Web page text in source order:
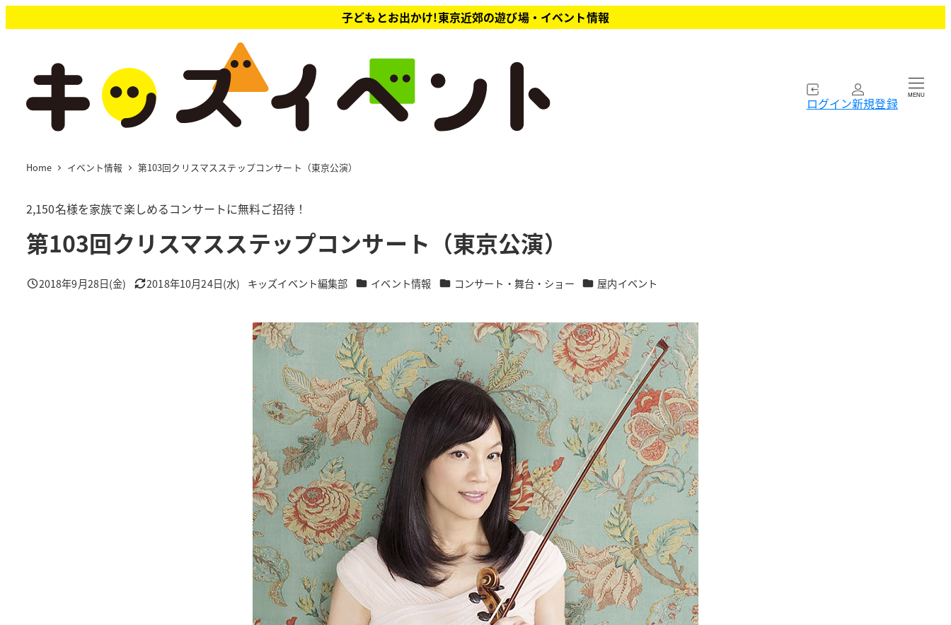
イ
子どもとお出かけ!東京近郊の遊び場・イベント情報
ログイン新規登録 MENU
Home イベント情報 第103回クリスマスステップコンサート（東京公演）
2,150名様を家族で楽しめるコンサートに無料ご招待！
第103回クリスマスステップコンサート（東京公演）
投稿日
2018年9月28日(金) 更新日
2018年10月24日(水)
著
キッズイベント編集部 カテゴリー
イベント情報 カテゴリー
コンサート・舞台・ショー カテゴリー
屋内イベント